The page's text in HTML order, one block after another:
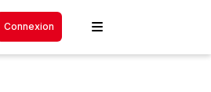
Connexion